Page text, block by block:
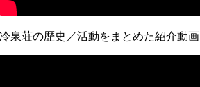
泉荘の歴史／活動をまとめた紹介動画